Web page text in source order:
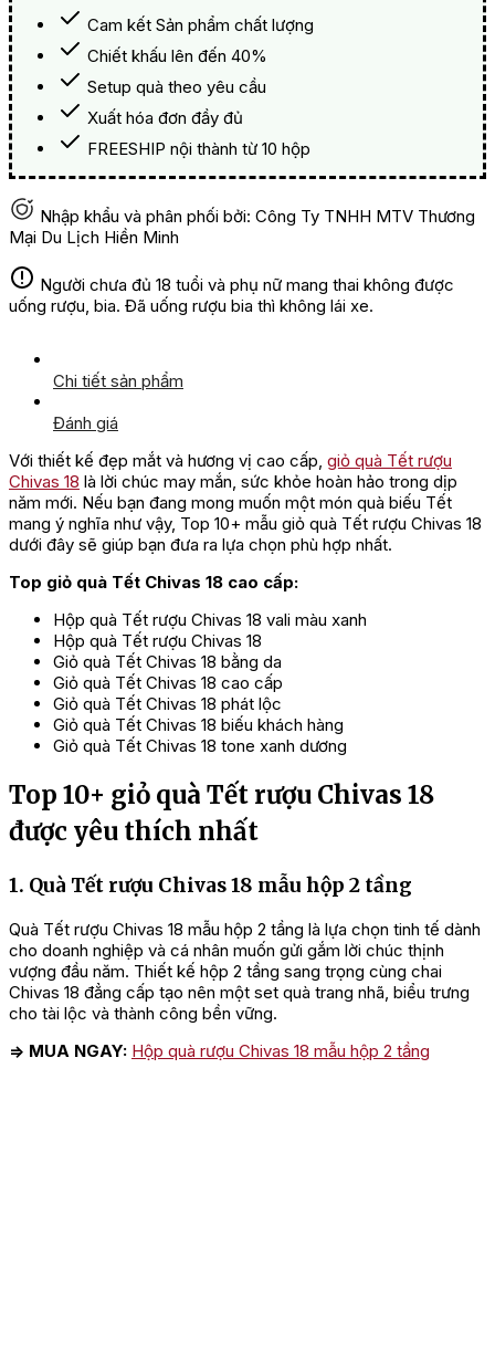
Cam kết Sản phẩm chất lượng
Chiết khấu lên đến 40%
Setup quà theo yêu cầu
Xuất hóa đơn đầy đủ
FREESHIP nội thành từ 10 hộp
Nhập khẩu và phân phối bởi: Công Ty TNHH MTV Thương
Mại Du Lịch Hiền Minh
Người chưa đủ 18 tuổi và phụ nữ mang thai không được
uống rượu, bia. Đã uống rượu bia thì không lái xe.
Chi tiết sản phẩm
Đánh giá
Với thiết kế đẹp mắt và hương vị cao cấp, giỏ quà Tết rượu
Chivas 18 là lời chúc may mắn, sức khỏe hoàn hảo trong dịp
năm mới. Nếu bạn đang mong muốn một món quà biếu Tết
mang ý nghĩa như vậy, Top 10+ mẫu giỏ quà Tết rượu Chivas 18
dưới đây sẽ giúp bạn đưa ra lựa chọn phù hợp nhất.
Top giỏ quà Tết Chivas 18 cao cấp:
Hộp quà Tết rượu Chivas 18 vali màu xanh
Hộp quà Tết rượu Chivas 18
Giỏ quà Tết Chivas 18 bằng da
Giỏ quà Tết Chivas 18 cao cấp
Giỏ quà Tết Chivas 18 phát lộc
Giỏ quà Tết Chivas 18 biếu khách hàng
Giỏ quà Tết Chivas 18 tone xanh dương
Top 10+ giỏ quà Tết rượu Chivas 18
được yêu thích nhất
1. Quà Tết rượu Chivas 18 mẫu hộp 2 tầng
Quà Tết rượu Chivas 18 mẫu hộp 2 tầng là lựa chọn tinh tế dành
cho doanh nghiệp và cá nhân muốn gửi gắm lời chúc thịnh
vượng đầu năm. Thiết kế hộp 2 tầng sang trọng cùng chai
Chivas 18 đẳng cấp tạo nên một set quà trang nhã, biểu trưng
cho tài lộc và thành công bền vững.
=> MUA NGAY: Hộp quà rượu Chivas 18 mẫu hộp 2 tầng